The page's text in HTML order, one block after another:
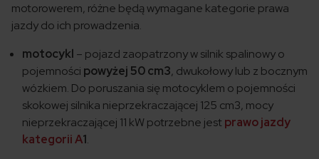
motorowerem, różne będą wymagane kategorie prawa
jazdy do ich prowadzenia.
motocykl – pojazd zaopatrzony w silnik spalinowy o
pojemności powyżej 50 cm3, dwukołowy lub z bocznym
wózkiem. Do poruszania się motocyklem o pojemności
skokowej silnika nieprzekraczającej 125 cm3, mocy
nieprzekraczającej 11 kW potrzebne jest prawo jazdy
kategorii A1.